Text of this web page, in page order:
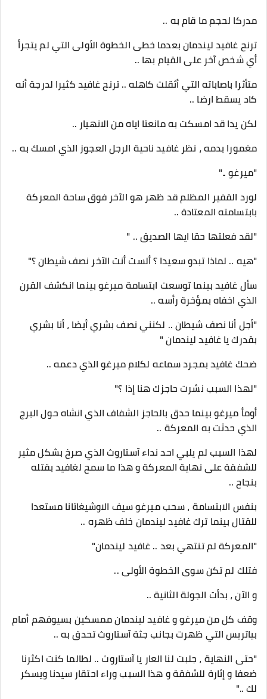
مدركا لحجم ما قام به ..
ترنح غافيد ليندمان بعدما خطى الخطوة الأولى التي لم يتجرأ
أي شخص آخر على القيام بها ..
متأثرا باصاباته التي أثقلت كاهله .. ترنح غافيد كثيرا لدرجة أنه
كاد يسقط ارضا ..
لكن يدا قد امسكت به مانعتا اياه من الانهيار ..
مغمورا بدمه ، نظر غافيد ناحية الرجل العجوز الذي امسك به ..
"ميرغو .."
لورد القفير المظلم قد ظهر هو الآخر فوق ساحة المعركة
بابتسامته المعتادة ..
"لقد فعلتها حقا ايها الصديق .. "
"هيه .. لماذا تبدو سعيدا ؟ ألست أنت الآخر نصف شيطان ؟"
سأل غافيد بينما توسعت ابتسامة ميرغو بينما انكشف القرن
الذي اخفاه بمؤخرة رأسه ..
"أجل أنا نصف شيطان .. لكنني نصف بشري أيضا ، أنا بشري
بقدرك يا غافيد ليندمان "
ضحك غافيد بمجرد سماعه لكلام ميرغو الذي دعمه ..
"لهذا السبب نشرت حاجزك هنا إذا ؟"
أومأ ميرغو بينما حدق بالحاجز الشفاف الذي انشاه حول البرج
الذي حدثت به المعركة ..
لهذا السبب لم يلبي احد نداء آستاروث الذي صرخ بشكل مثير
للشفقة على نهاية المعركة و هذا ما سمح لغافيد بقتله
بنجاح ..
بنفس الابتسامة ، سحب ميرغو سيف الاوشيغاتانا مستعدا
للقتال بينما ترك غافيد ليندمان خلف ظهره ..
"المعركة لم تنتهي بعد .. غافيد ليندمان"
فتلك لم تكن سوى الخطوة الأولى ..
و الآن ، بدأت الجولة الثانية ..
وقف كل من ميرغو و غافيد ليندمان ممسكين بسيوفهم أمام
بياتريس التي ظهرت بجانب جثة آستاروث تحدق به ..
"حتى النهاية ، جلبت لنا العار يا آستاروث .. لطالما كنت اكثرنا
ضعفا و إثارة للشفقة و هذا السبب وراء احتقار سيدنا ويسكر
لك .."